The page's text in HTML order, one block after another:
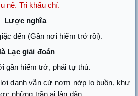
nê. Tri khấu chí.
Lược nghĩa
đến (Gần nơi hiểm trở rồi).
Lạc giải đoán
gần hiểm trở, phải tự thủ.
danh vẫn cứ nơm nớp lo buồn, khư
những trần ai lận đận.